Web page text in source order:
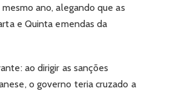
ano, alegando que as
e Quinta emendas da
ao dirigir as sanções
o governo teria cruzado a